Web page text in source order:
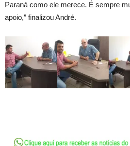
Paraná como ele merece. É sempre
apoio,” finalizou André.